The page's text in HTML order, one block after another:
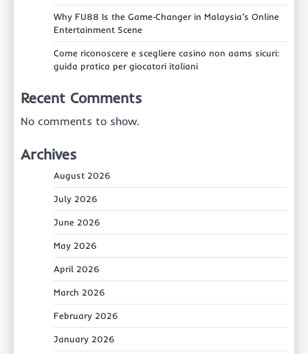
Why FU88 Is the Game‑Changer in Malaysia’s Online
Entertainment Scene
Come riconoscere e scegliere casino non aams sicuri:
guida pratica per giocatori italiani
Recent Comments
No comments to show.
Archives
August 2026
July 2026
June 2026
May 2026
April 2026
March 2026
February 2026
January 2026